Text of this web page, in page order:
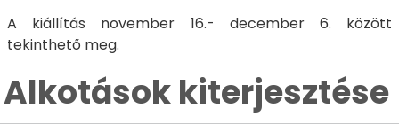
A kiállítás november 16.- december 6. között
tekinthető meg.
Alkotások kiterjesztése